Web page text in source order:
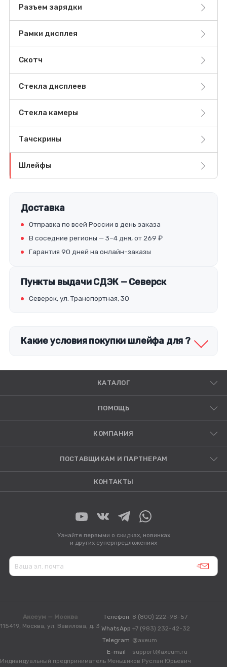
Разъем зарядки
Рамки дисплея
Скотч
Стекла дисплеев
Стекла камеры
Тачскрины
Шлейфы
Доставка
Отправка по всей России в день заказа
В соседние регионы — 3–4 дня, от 269 ₽
Гарантия 90 дней на онлайн-заказы
Пункты выдачи СДЭК — Северск
Северск, ул. Транспортная, 30
Какие условия покупки шлейфа для ?
КАТАЛОГ
ПОМОЩЬ
КОМПАНИЯ
ПОСТАВЩИКАМ И ПАРТНЕРАМ
КОНТАКТЫ
Узнайте первыми о скидках, новинках
и других суперпредложениях
Аксеум — Москва
115419, Москва, ул. Вавилова, д. 3
Телефон 8 (800) 222-98-57
WhatsApp +7 (983) 232-42-32
Telegram @axeum
E-mail
support@axeum.ru
Индивидуальный предприниматель Меньшиков Руслан Юрьевич